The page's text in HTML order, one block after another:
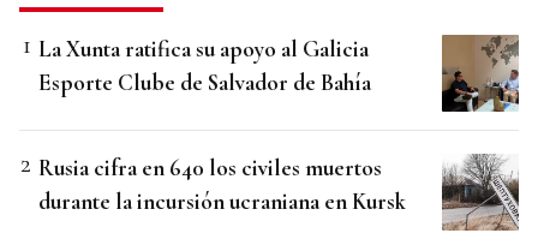
La Xunta ratifica su apoyo al Galicia
Esporte Clube de Salvador de Bahía
Rusia cifra en 640 los civiles muertos
durante la incursión ucraniana en Kursk